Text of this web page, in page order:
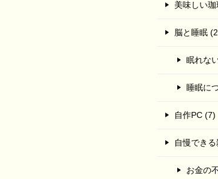
美味しい
脳と睡眠
眠れな
睡眠に
自作PC (7)
自慢でき
お金の